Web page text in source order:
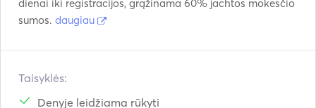
dienai iki registracijos, grąžinama 60% jachtos mokesčio
sumos. daugiau
Taisyklės:
Denyje leidžiama rūkyti